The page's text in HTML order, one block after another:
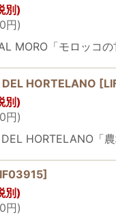
別)
円)
MORO「モロッコ
DEL HORTELANO [
別)
円)
DEL HORTELANO
]
別)
円)